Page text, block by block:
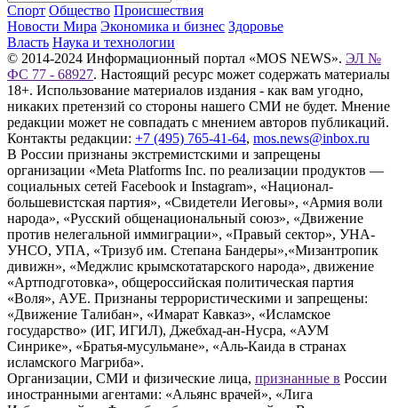
Спорт Общество Происшествия
Новости Мира Экономика и бизнес Здоровье
Власть Наука и технологии
© 2014-2024 Информационный портал «MOS NEWS». ЭЛ №
ФС 77 - 68927. Настоящий ресурс может содержать материалы
18+. Использование материалов издания - как вам угодно,
никаких претензий со стороны нашего СМИ не будет. Мнение
редакции может не совпадать с мнением авторов публикаций.
Контакты редакции: +7 (495) 765-41-64, mos.news@inbox.ru
В России признаны экстремистскими и запрещены
организации «Meta Platforms Inc. по реализации продуктов —
социальных сетей Facebook и Instagram», «Национал-
большевистская партия», «Свидетели Иеговы», «Армия воли
народа», «Русский общенациональный союз», «Движение
против нелегальной иммиграции», «Правый сектор», УНА-
УНСО, УПА, «Тризуб им. Степана Бандеры»,«Мизантропик
дивижн», «Меджлис крымскотатарского народа», движение
«Артподготовка», общероссийская политическая партия
«Воля», АУЕ. Признаны террористическими и запрещены:
«Движение Талибан», «Имарат Кавказ», «Исламское
государство» (ИГ, ИГИЛ), Джебхад-ан-Нусра, «АУМ
Синрике», «Братья-мусульмане», «Аль-Каида в странах
исламского Магриба».
Организации, СМИ и физические лица, признанные в России
иностранными агентами: «Альянс врачей», «Лига